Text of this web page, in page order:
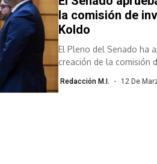
la comisión de
Koldo
El Pleno del Senado ha
creación de la comisión
Redacción M.I. 12 De